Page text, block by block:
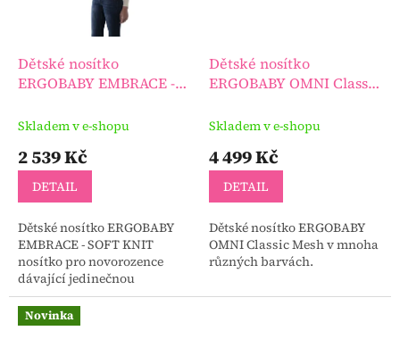
Dětské nosítko
ERGOBABY EMBRACE -
Skladem v e-shopu
2 539 Kč
DETAIL
Dětské nosítko ERGOBABY
EMBRACE - SOFT KNIT
nosítko pro novorozence
dávající jedinečnou
možnost, jak nejmilejším
způsobem zůstat ve spojení,
na které jsme byli v době...
Dětské nosítko
ERGOBABY OMNI Classic
Skladem v e-shopu
4 499 Kč
DETAIL
Dětské nosítko ERGOBABY
OMNI Classic Mesh v mnoha
různých barvách.
Novinka